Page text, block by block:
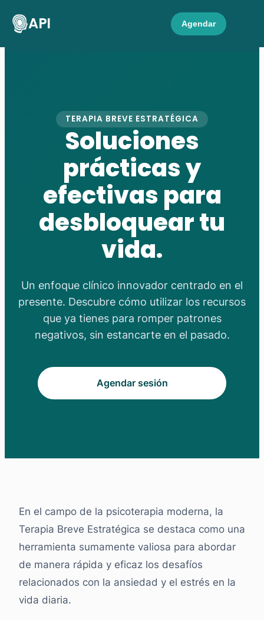
API Agendar
TERAPIA BREVE ESTRATÉGICA
Soluciones
prácticas y
efectivas para
desbloquear tu
vida.
Un enfoque clínico innovador centrado en el
presente. Descubre cómo utilizar los recursos
que ya tienes para romper patrones
negativos, sin estancarte en el pasado.
Agendar sesión
En el campo de la psicoterapia moderna, la
Terapia Breve Estratégica se destaca como una
herramienta sumamente valiosa para abordar
de manera rápida y eficaz los desafíos
relacionados con la ansiedad y el estrés en la
vida diaria.